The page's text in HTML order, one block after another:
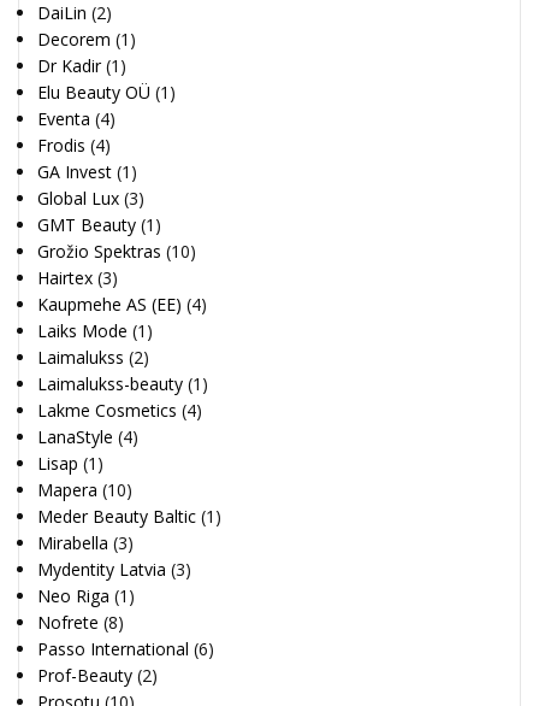
DaiLin (2)
Decorem (1)
Dr Kadir (1)
Elu Beauty OÜ (1)
Eventa (4)
Frodis (4)
GA Invest (1)
Global Lux (3)
GMT Beauty (1)
Grožio Spektras (10)
Hairtex (3)
Kaupmehe AS (EE) (4)
Laiks Mode (1)
Laimalukss (2)
Laimalukss-beauty (1)
Lakme Cosmetics (4)
LanaStyle (4)
Lisap (1)
Mapera (10)
Meder Beauty Baltic (1)
Mirabella (3)
Mydentity Latvia (3)
Neo Riga (1)
Nofrete (8)
Passo International (6)
Prof-Beauty (2)